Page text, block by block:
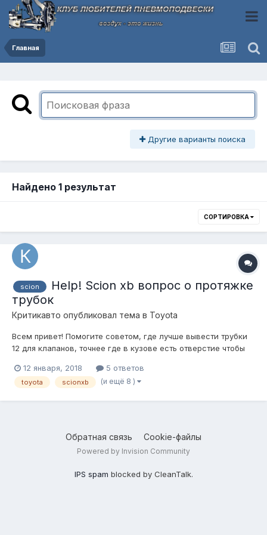
Главная
Другие варианты поиска
Найдено 1 результат
СОРТИРОВКА
scion
Help! Scion xb вопрос о протяжке
трубок
Критикавто опубликовал тема в Toyota
Всем привет! Помогите советом, где лучше вывести трубки
12 для клапанов, точнее где в кузове есть отверстие чтобы
12 января, 2018
5 ответов
toyota scionxb (и ещё 8 )
Обратная связь Cookie-файлы
Powered by Invision Community
IPS spam blocked by CleanTalk.